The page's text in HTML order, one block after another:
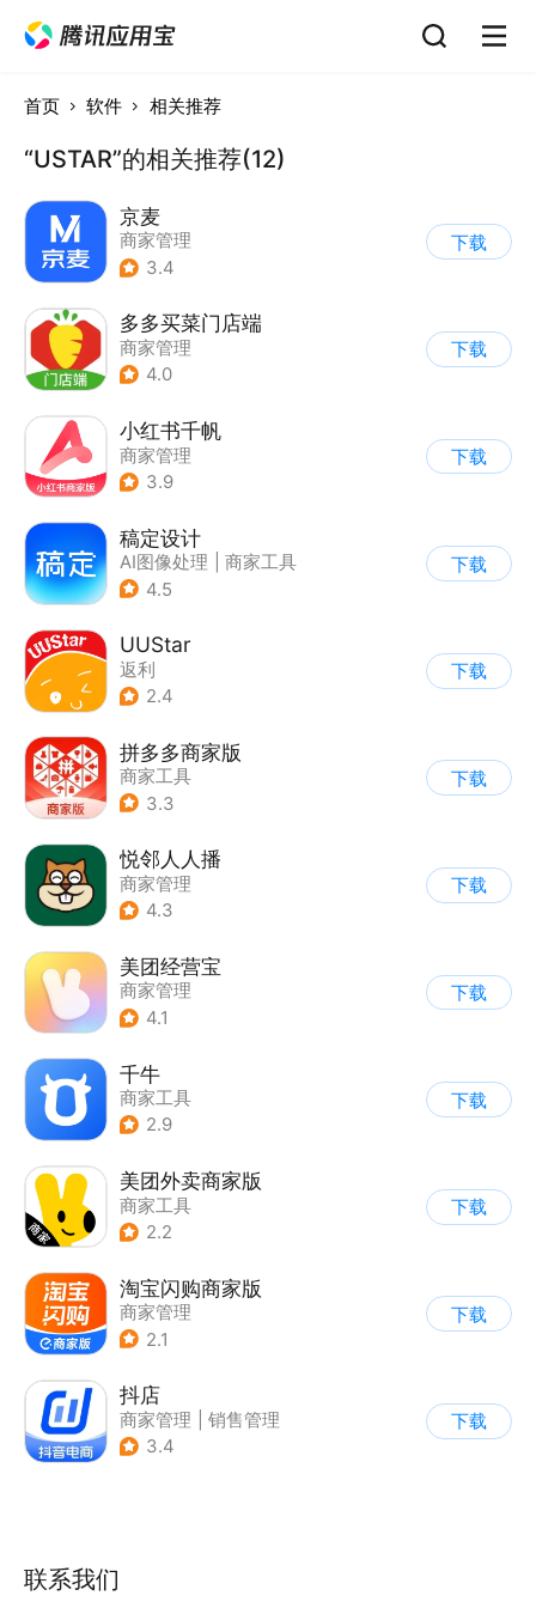
首页 软件 相关推荐
“USTAR”的相关推荐(12)
京麦
商家管理
3.4
下载
多多买菜门店端
商家管理
4.0
下载
小红书千帆
商家管理
3.9
下载
稿定设计
AI图像处理
商家工具
4.5
下载
UUStar
返利
2.4
下载
拼多多商家版
商家工具
3.3
下载
悦邻人人播
商家管理
4.3
下载
美团经营宝
商家管理
4.1
下载
千牛
商家工具
2.9
下载
美团外卖商家版
商家工具
2.2
下载
淘宝闪购商家版
商家管理
2.1
下载
抖店
商家管理
销售管理
3.4
下载
联系我们